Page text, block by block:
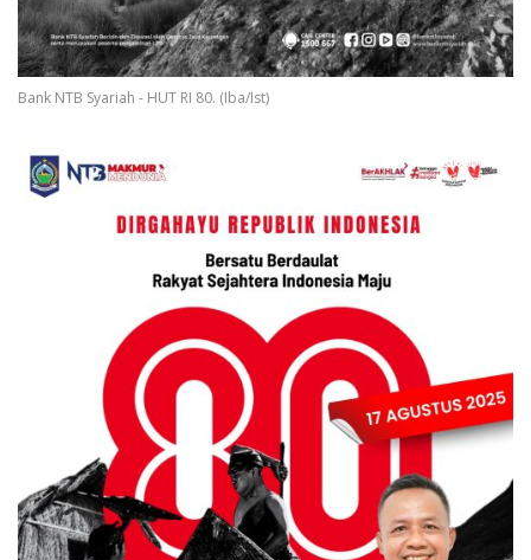
Bank NTB Syariah - HUT RI 80. (Iba/Ist)